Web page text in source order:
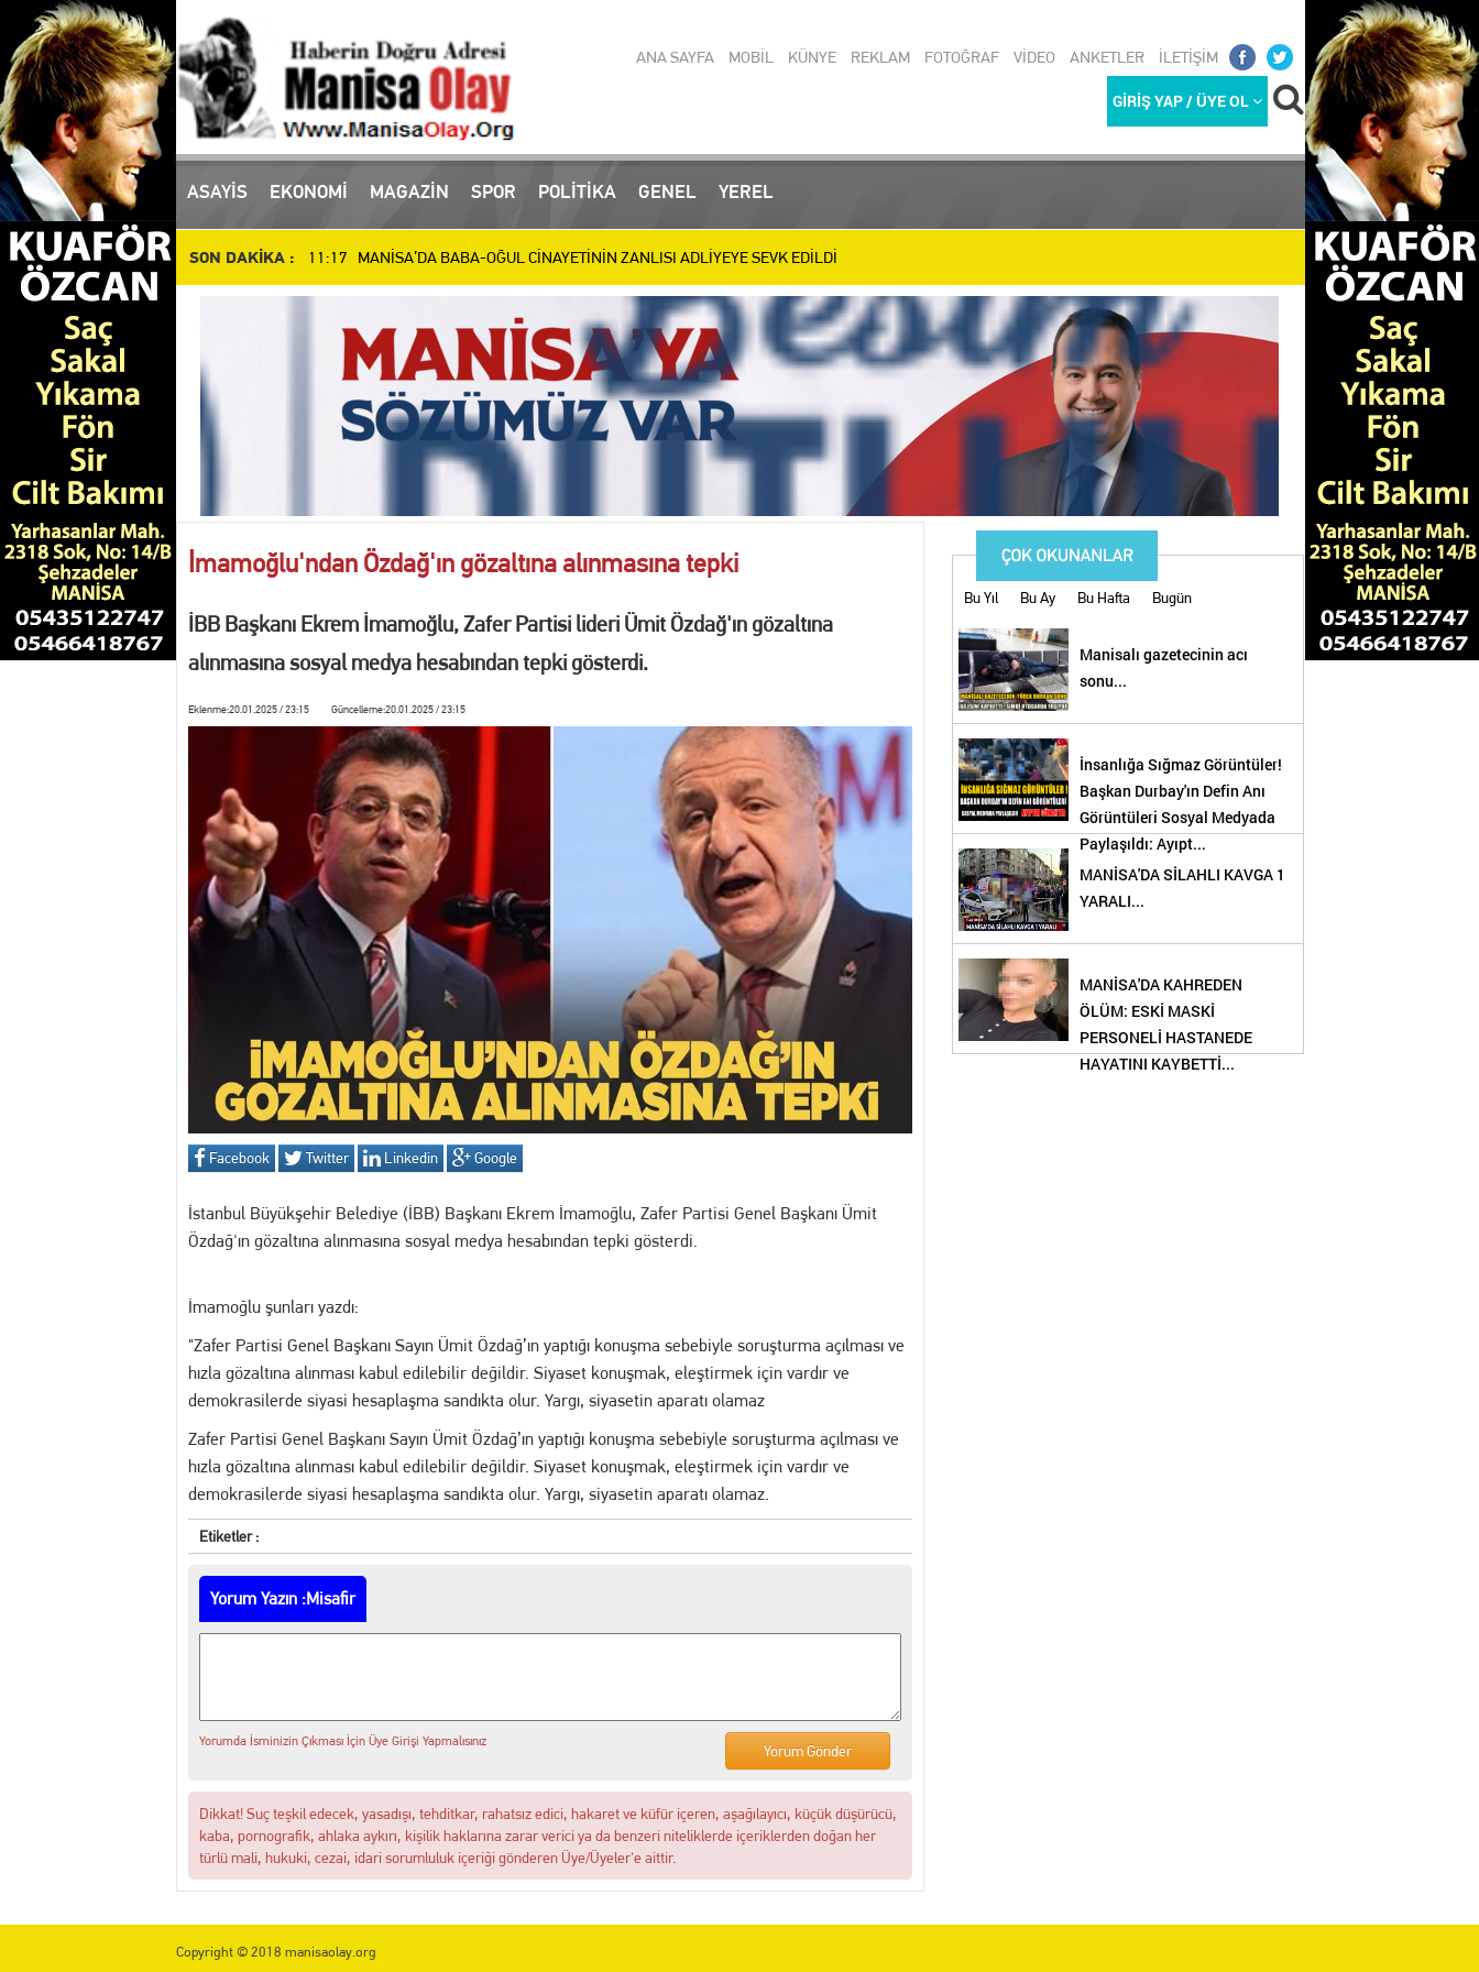
ANA SAYFA MOBİL KÜNYE REKLAM FOTOĞRAF VİDEO ANKETLER İLETİŞİM
GİRİŞ YAP / ÜYE OL
ASAYİS EKONOMİ MAGAZİN SPOR POLİTİKA GENEL YEREL
SON DAKİKA :
16:10 Manisa'da uyuşturucu operasyonlarında yakalanan 3 zanlı tutuklandı
10:51 Manisa’da Dün Öldürülen Baba ve Oğul Son Yolculuğuna Uğurlanıyor
14:48 SALİHLİ’DE DEV YATIRIM MESAİSİ: BİLİM MERKEZİ, SEVGİ YOLU VE SOSYAL TESİSLERDE HAREKETLİ G
14:37 İl Müdürü Öztürk, Atletizmde 9 Madalya Kazanan Belinay’ı Ödüllendirdi
14:27 Manisalı Güreşçilerden Türkiye Şampiyonası’nda 11 Madalya
12:34 Manisa Basket'te Devir Muamması: Mücahit Arınç’tan Sert Sorular
13:34 PASÖR ÇAPRAZI TUĞÇE KÖSE YENİDEN YUNUSEMRE BELEDİYESPOR'DA
13:14 ŞEHZADELER BELEDİYESİ’NDEN YKS ADAYLARINA EĞİTİM VE KOÇLUK DESTEĞİ
13:06 Manisalı Judoculardan Uluslararası Turnuvada 9 Madalya
12:21 Etimesgut Belediyesi'ne operasyon! Erdal Beşikçioğlu gözaltına alındı
18:48 Manisa’da işgaliye ve görüntü kirliliğine geçit yok
13:39 MANİSA'DA FİLM GİBİ KOVALAMACA: 18 YIL KESİLMİŞ CEZASI BULUNAN FİRARİ YAKALANDI!
13:30 MANİSA'DA DİJİTAL KRİZ! Kent Genelindeki İnternet Haber Sitelerine Erişim Sağlanamıyor
12:54 Manisa’da Hareketli Dakikalar: İhbar Üzerine Sevk Edilen Ekipler Uykuda Buldu
14:16 Yuntdağı’nı Keşfeden "Akıl Hocası": Fatih Köse Ne İstiyor?
13:20 Turgutlu'da hakkında 7 yakalama emri bulunan dolandırıcılık şüphelisi serbest bırakıldı
İmamoğlu'ndan Özdağ'ın gözaltına alınmasına tepki
İBB Başkanı Ekrem İmamoğlu, Zafer Partisi lideri Ümit Özdağ'ın gözaltına
alınmasına sosyal medya hesabından tepki gösterdi.
Eklenme:20.01.2025 / 23:15 Güncelleme:20.01.2025 / 23:15
Facebook Twitter Linkedin Google
İstanbul Büyükşehir Belediye (İBB) Başkanı Ekrem İmamoğlu, Zafer Partisi Genel Başkanı Ümit
Özdağ'ın gözaltına alınmasına sosyal medya hesabından tepki gösterdi.
İmamoğlu şunları yazdı:
"Zafer Partisi Genel Başkanı Sayın Ümit Özdağ’ın yaptığı konuşma sebebiyle soruşturma açılması ve
hızla gözaltına alınması kabul edilebilir değildir. Siyaset konuşmak, eleştirmek için vardır ve
demokrasilerde siyasi hesaplaşma sandıkta olur. Yargı, siyasetin aparatı olamaz
Zafer Partisi Genel Başkanı Sayın Ümit Özdağ’ın yaptığı konuşma sebebiyle soruşturma açılması ve
hızla gözaltına alınması kabul edilebilir değildir. Siyaset konuşmak, eleştirmek için vardır ve
demokrasilerde siyasi hesaplaşma sandıkta olur. Yargı, siyasetin aparatı olamaz.
Etiketler :
Yorum Yazın :Misafir
Yorumda İsminizin Çıkması İçin Üye Girişi Yapmalısınız
Dikkat! Suç teşkil edecek, yasadışı, tehditkar, rahatsız edici, hakaret ve küfür içeren, aşağılayıcı, küçük düşürücü,
kaba, pornografik, ahlaka aykırı, kişilik haklarına zarar verici ya da benzeri niteliklerde içeriklerden doğan her
türlü mali, hukuki, cezai, idari sorumluluk içeriği gönderen Üye/Üyeler'e aittir.
Bu Yıl Bu Ay Bu Hafta Bugün
Manisalı gazetecinin acı
sonu...
İnsanlığa Sığmaz Görüntüler!
Başkan Durbay'ın Defin Anı
Görüntüleri Sosyal Medyada
Paylaşıldı: Ayıpt...
MANİSA'DA SİLAHLI KAVGA 1
YARALI...
MANİSA'DA KAHREDEN
ÖLÜM: ESKİ MASKİ
PERSONELİ HASTANEDE
HAYATINI KAYBETTİ...
Copyright © 2018 manisaolay.org